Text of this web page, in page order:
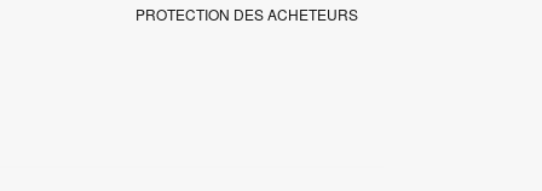
PROTECTION DES ACHETEURS